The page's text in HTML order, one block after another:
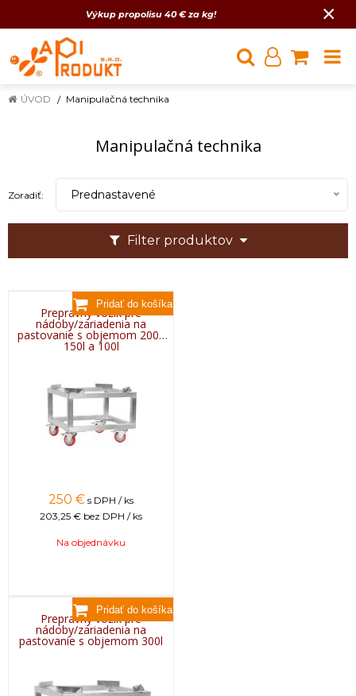
Výkup propolisu 40 € za kg! ×
ÚVOD Manipulačná technika
Manipulačná technika
Filter produktov
Zoradiť: Prednastavené
Prepravný vozík pre
nádoby/zariadenia na
pastovanie s objemom 200l,
150l a 100l
250 € s DPH / ks
203,25 € bez DPH / ks
Na objednávku
Prepravný vozík pre
nádoby/zariadenia na
pastovanie s objemom 300l